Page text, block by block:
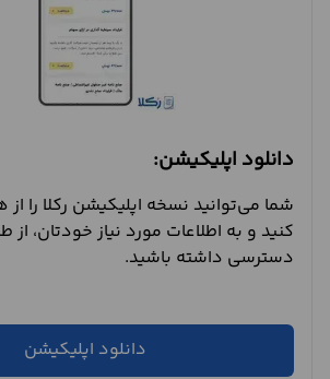
دانلود اپلیکیشن:
شما می‌توانید نسخه اپلیکیشن رکلا را
کنید و به اطلاعات مورد نیاز خودتان، از
دسترسی داشته باشید.
دانلود اپلیکیشن